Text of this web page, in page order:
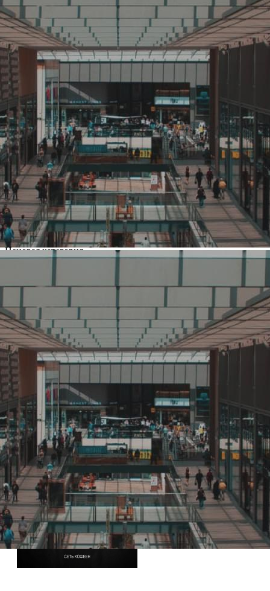
деятельность в 2015 году. Сеть развивается по франшизе.
Сейчас сеть насчитывает 114 точек в четырех регионах
России. Baggins Coffee - самая крупная сеть кофеен из Санкт-
Петербурга.
2506 (+1)
Навигация
О ритейлере
О компании
Информация о развитии ритейлера
Где представлена ТС
Контакты
О ритейлере Baggins Coffee
Название:
Baggins Coffee
Компания создана в стране
Россия
Основной вид деятельности
Кафе, ресторан
Ценовая категория
СреднийИзменить
2015
4
Количество объектов в России
4
Представлены в регионах
Москва,Санкт-Петербург,Воронеж,Кингисепп
Изменить
Наличие франчайзинга
Да
О компании Baggins Coffee